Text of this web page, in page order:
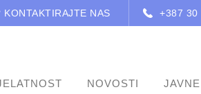
KONTAKTIRAJTE NAS +387 30
NOVOSTI